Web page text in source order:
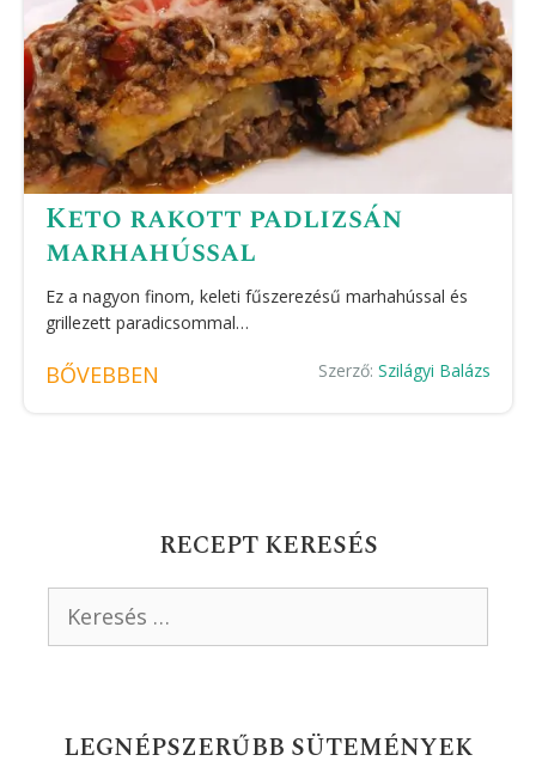
Keto rakott padlizsán
marhahússal
Ez a nagyon finom, keleti fűszerezésű marhahússal és
grillezett paradicsommal…
BŐVEBBEN Szerző: Szilágyi Balázs
RECEPT KERESÉS
LEGNÉPSZERŰBB SÜTEMÉNYEK